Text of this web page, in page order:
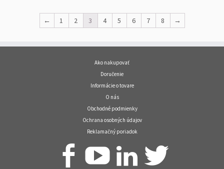
← 1 2 3 4 5 6 7 8 →
Ako nakupovať
Doručenie
Informácie o tovare
O nás
Obchodné podmienky
Ochrana osobných údajov
Reklamačný poriadok